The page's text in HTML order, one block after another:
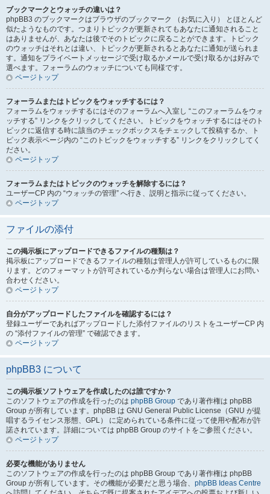
ブックマークとウォッチの違いは？
phpBB3 のブックマークはブラウザのブックマーク （お気に入り） とほとんど
似たようなものです。つまりトピックが更新されてもあなたに通知されること
はありませんが、あなたは後でそのトピックに戻ることができます。トピック
のウォッチはそれとは違い、トピックが更新されるとあなたに通知が送られま
す。通知をプライベートメッセージで受け取るかメールで受け取るかは好みで
選べます。フォーラムのウォッチについても同様です。
ページトップ
フォーラムまたはトピックをウォッチするには？
フォーラムをウォッチするにはそのフォーラムへ入室し “このフォーラムをウォ
ッチする” リンクをクリックしてください。トピックをウォッチするにはそのト
ピックに返信する時に該当のチェックボックスをチェックして投稿するか、ト
ピック表示ページ内の “このトピックをウォッチする” リンクをクリックしてく
ださい。
ページトップ
フォーラムまたはトピックのウォッチを解除するには？
ユーザーCP 内の “ウォッチの管理” へ行き、説明と指示に従ってください。
ページトップ
ファイルの添付
この掲示板にアップロードできるファイルの種類は？
掲示板にアップロードできるファイルの種類は管理人が許可しているものに限
ります。どのフォーマットが許可されているか判らない場合は管理人にお問い
合わせください。
ページトップ
自分がアップロードしたファイルを確認するには？
登録ユーザーであればアップロードした添付ファイルのリストをユーザーCP 内
の “添付ファイルの管理” で確認できます。
ページトップ
phpBB3 について
この掲示板ソフトウェアを作成したのは誰ですか？
このソフトウェアの作成を行ったのは phpBB Group であり著作権は phpBB
Group が所有しています。phpBB は GNU General Public License（GNU が提
唱するライセンス形態、GPL） に定められている条件に従って使用や配布が許
諾されています。詳細については phpBB Group のサイトをご参照ください。
ページトップ
必要な機能がありません
このソフトウェアの作成を行ったのは phpBB Group であり著作権は phpBB
Group が所有しています。その機能が必要だと思う場合、 phpBB Ideas Centre